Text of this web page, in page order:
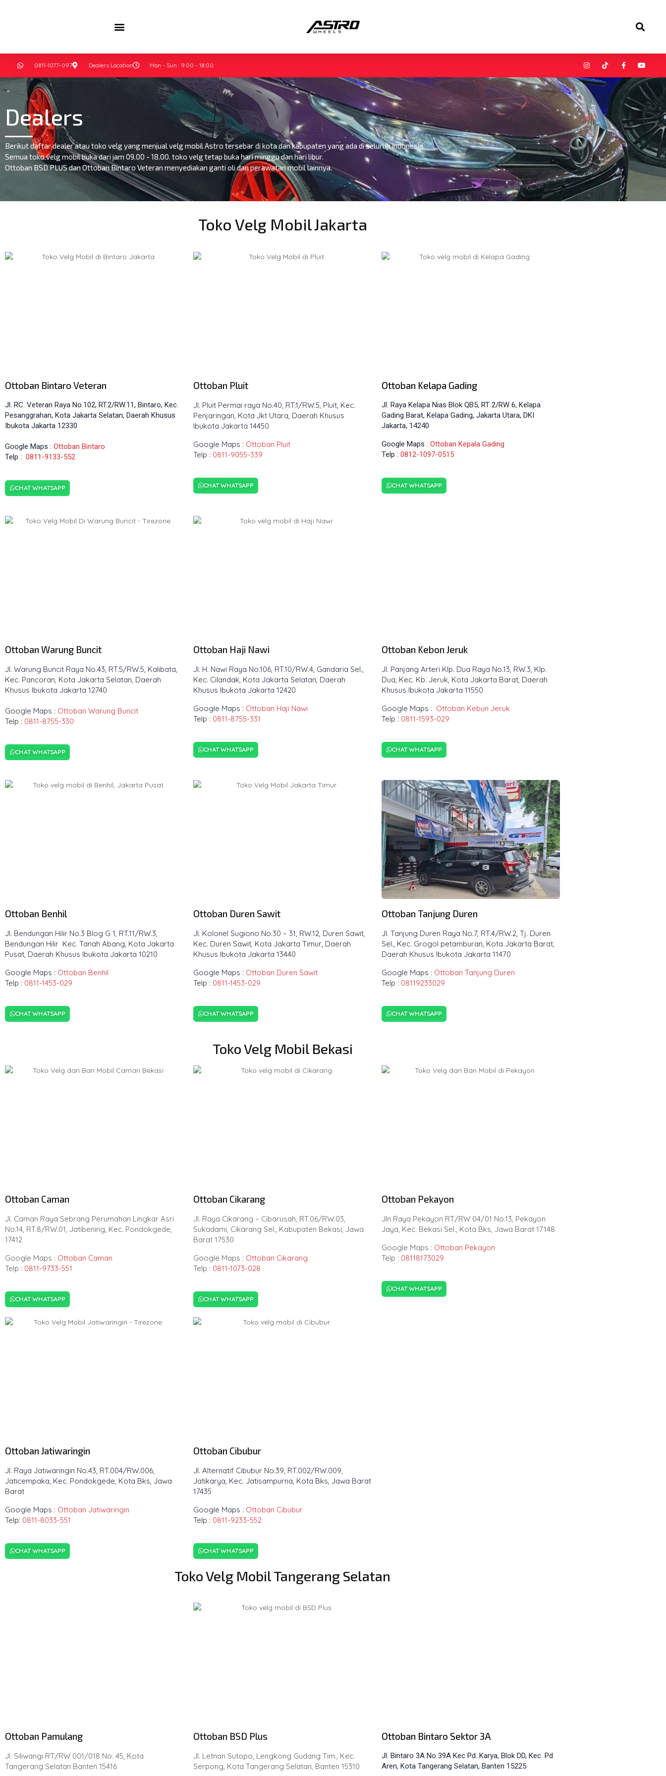
0811-1077-097 Dealers Location Mon - Sun : 9:00 - 18:00
Dealers
Berikut daftar dealer atau toko velg yang menjual velg mobil Astro tersebar di kota dan kabupaten yang ada di seluruh indonesia.
Semua toko velg mobil buka dari jam 09.00 - 18.00. toko velg tetap buka hari minggu dan hari libur.
Ottoban BSD PLUS dan Ottoban Bintaro Veteran menyediakan ganti oli dan perawatan mobil lainnya.
Toko Velg Mobil Jakarta
Ottoban Bintaro Veteran
Jl. RC. Veteran Raya No.102, RT.2/RW.11, Bintaro, Kec.
Pesanggrahan, Kota Jakarta Selatan, Daerah Khusus
Ibukota Jakarta 12330
Google Maps : Ottoban Bintaro
Telp : 0811-9133-552
CHAT WHATSAPP
Ottoban Pluit
Jl. Pluit Permai raya No.40, RT.1/RW.5, Pluit, Kec.
Penjaringan, Kota Jkt Utara, Daerah Khusus
Ibukota Jakarta 14450
Google Maps : Ottoban Pluit
Telp : 0811-9055-339
CHAT WHATSAPP
Ottoban Kelapa Gading
Jl. Raya Kelapa Nias Blok QB5, RT 2/RW 6, Kelapa
Gading Barat, Kelapa Gading, Jakarta Utara, DKI
Jakarta, 14240
Google Maps : Ottoban Kepala Gading
Telp : 0812-1097-0515
CHAT WHATSAPP
Ottoban Warung Buncit
Jl. Warung Buncit Raya No.43, RT.5/RW.5, Kalibata,
Kec. Pancoran, Kota Jakarta Selatan, Daerah
Khusus Ibukota Jakarta 12740
Google Maps : Ottoban Warung Buncit
Telp : 0811-8755-330
CHAT WHATSAPP
Ottoban Haji Nawi
Jl. H. Nawi Raya No.106, RT.10/RW.4, Gandaria Sel.,
Kec. Cilandak, Kota Jakarta Selatan, Daerah
Khusus Ibukota Jakarta 12420
Google Maps : Ottoban Haji Nawi
Telp : 0811-8755-331
CHAT WHATSAPP
Ottoban Kebon Jeruk
Jl. Panjang Arteri Klp. Dua Raya No.13, RW.3, Klp.
Dua, Kec. Kb. Jeruk, Kota Jakarta Barat, Daerah
Khusus Ibukota Jakarta 11550
Google Maps : Ottoban Kebun Jeruk
Telp : 0811-1593-029
CHAT WHATSAPP
Ottoban Benhil
Jl. Bendungan Hilir No.3 Blog G 1, RT.11/RW.3,
Bendungan Hilir Kec. Tanah Abang, Kota Jakarta
Pusat, Daerah Khusus Ibukota Jakarta 10210
Google Maps : Ottoban Benhil
Telp : 0811-1453-029
CHAT WHATSAPP
Ottoban Duren Sawit
Jl. Kolonel Sugiono No.30 – 31, RW.12, Duren Sawit,
Kec. Duren Sawit, Kota Jakarta Timur, Daerah
Khusus Ibukota Jakarta 13440
Google Maps : Ottoban Duren Sawit
Telp : 0811-1453-029
CHAT WHATSAPP
Ottoban Tanjung Duren
Jl. Tanjung Duren Raya No.7, RT.4/RW.2, Tj. Duren
Sel., Kec. Grogol petamburan, Kota Jakarta Barat,
Daerah Khusus Ibukota Jakarta 11470
Google Maps : Ottoban Tanjung Duren
Telp : 08119233029
CHAT WHATSAPP
Toko Velg Mobil Bekasi
Ottoban Caman
Jl. Caman Raya Sebrang Perumahan Lingkar Asri
No.14, RT.8/RW.01, Jatibening, Kec. Pondokgede,
17412
Google Maps : Ottoban Caman
Telp : 0811-9733-551
CHAT WHATSAPP
Ottoban Cikarang
Jl. Raya Cikarang – Cibarusah, RT.06/RW.03,
Sukadami, Cikarang Sel., Kabupaten Bekasi, Jawa
Barat 17530
Google Maps : Ottoban Cikarang
Telp : 0811-1073-028
CHAT WHATSAPP
Ottoban Pekayon
Jln Raya Pekayon RT/RW 04/01 No.13, Pekayon
Jaya, Kec. Bekasi Sel., Kota Bks, Jawa Barat 17148
Google Maps : Ottoban Pekayon
Telp : 08118173029
CHAT WHATSAPP
Ottoban Jatiwaringin
Jl. Raya Jatiwaringin No.43, RT.004/RW.006,
Jaticempaka, Kec. Pondokgede, Kota Bks, Jawa
Barat
Google Maps : Ottoban Jatiwaringin
Telp: 0811-8033-551
CHAT WHATSAPP
Ottoban Cibubur
Jl. Alternatif Cibubur No.39, RT.002/RW.009,
Jatikarya, Kec. Jatisampurna, Kota Bks, Jawa Barat
17435
Google Maps : Ottoban Cibubur
Telp : 0811-9233-552
CHAT WHATSAPP
Toko Velg Mobil Tangerang Selatan
Ottoban Pamulang
Jl. Siliwangi RT/RW 001/018 No. 45, Kota
Tangerang Selatan Banten 15416
Ottoban BSD Plus
Jl. Letnan Sutopo, Lengkong Gudang Tim., Kec.
Serpong, Kota Tangerang Selatan, Banten 15310
Ottoban Bintaro Sektor 3A
Jl. Bintaro 3A No 39A Kec Pd. Karya, Blok DD, Kec. Pd
Aren, Kota Tangerang Selatan, Banten 15225